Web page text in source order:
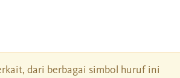
dari berbagai simbol huruf ini